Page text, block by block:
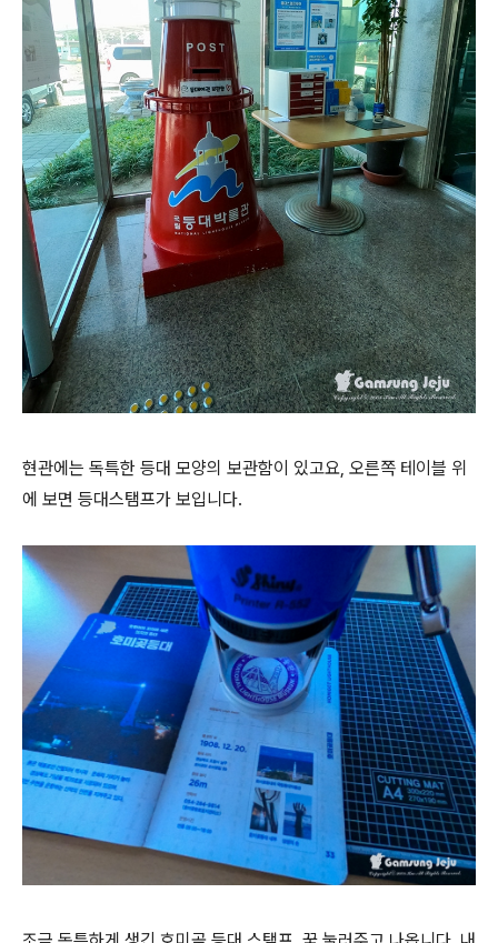
현관에는 독특한 등대 모양의 보관함이 있고요, 오른쪽 테이블 위
에 보면 등대스탬프가 보입니다.